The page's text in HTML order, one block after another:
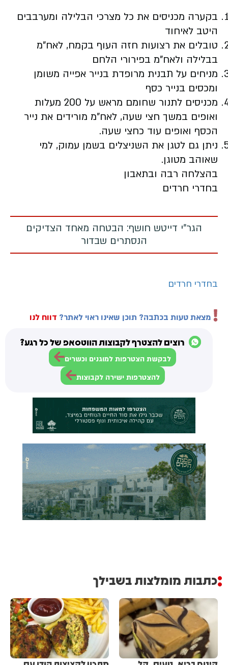
בקערה מכניסים את כל מצרכי הבלילה ומערבבים
היטב לאיחוד
טובלים את רצועות חזה העוף בקמח, לאח"מ
בבלילה ולאח"מ בפירורי הלחם
מניחים על תבנית מרופדת בנייר אפייה משומן
ומכסים בנייר כסף
מכניסים לתנור שחומם מראש על 200 מעלות
ואופים במשך חצי שעה, לאח"מ מורידים את נייר
הכסף ואופים עוד כחצי שעה.
ניתן גם לטגן את השניצלים בשמן עמוק, למי
שאוהב מטוגן.
בהצלחה רבה ובתאבון
בחדרי חרדים
הגר"י דייטש חושף: הבטחה מאחד הצדיקים
הנסתרים שבדור
בחדרי חרדים
מצאת טעות בכתבה? תוכן שאינו ראוי לאתר? דווח לנו
רוצים להצטרף לקבוצות הווטסאפ של כל רגע?
לבקשת הצטרפות למוגנים וכשרים
להצטרפות ישירה לקבוצות
כתבות מומלצות בשבילך